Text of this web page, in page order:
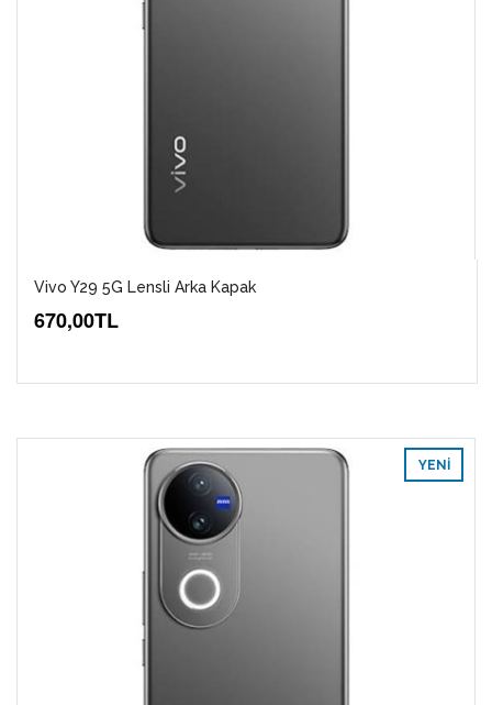
Vivo Y29 5G Lensli Arka Kapak
670,00TL
YENI